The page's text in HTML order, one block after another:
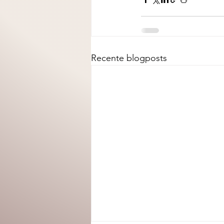
Recente blogposts